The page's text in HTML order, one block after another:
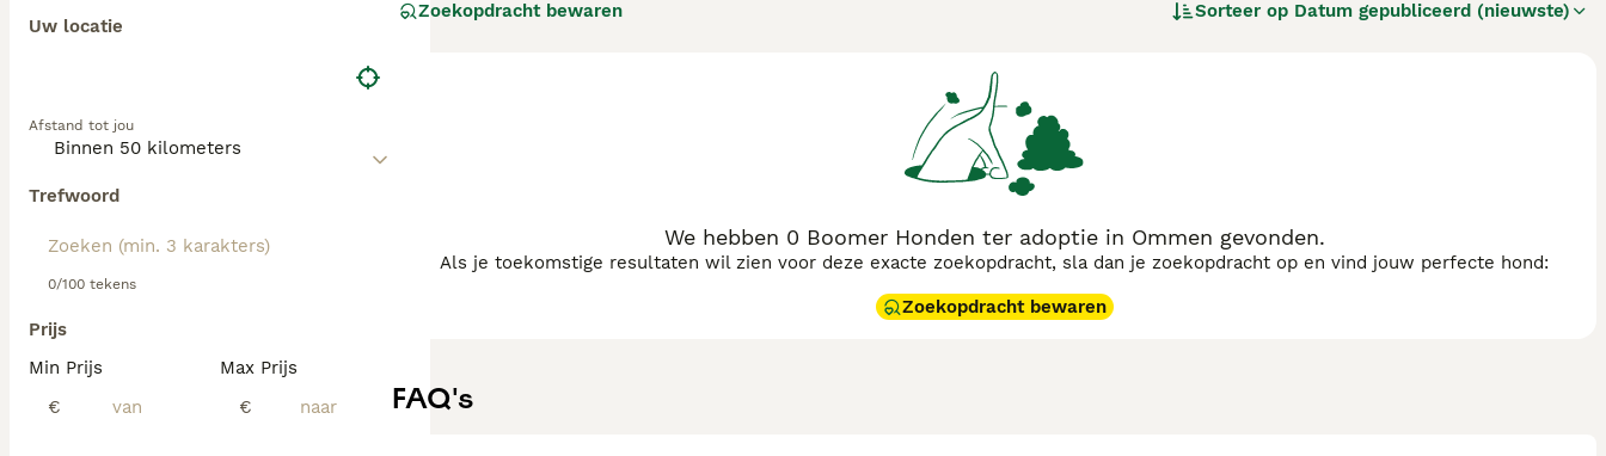
Uw locatie
Afstand tot jou
Trefwoord
0/100 tekens
Prijs
Min Prijs
€
Max Prijs
€
levendige vriend. Hij heeft een optimistische houding en houdt van spelen en ravotten. Hij is liefhebbend gericht naar zijn familie en is
Zoekopdracht bewaren Sorteer op Datum gepubliceerd (nieuwste)
We hebben 0 Boomer Honden ter adoptie in Ommen gevonden.
Als je toekomstige resultaten wil zien voor deze exacte zoekopdracht, sla dan je zoekopdracht op en vind jouw perfecte hond:
Zoekopdracht bewaren
FAQ's